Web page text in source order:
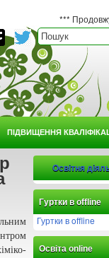
*** Продовжується
ПІДВИЩЕННЯ
Освітня
Гуртки в offline
Гуртки в offline
Освіта online